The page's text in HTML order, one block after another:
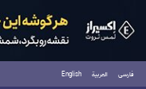
فارسی العربية English